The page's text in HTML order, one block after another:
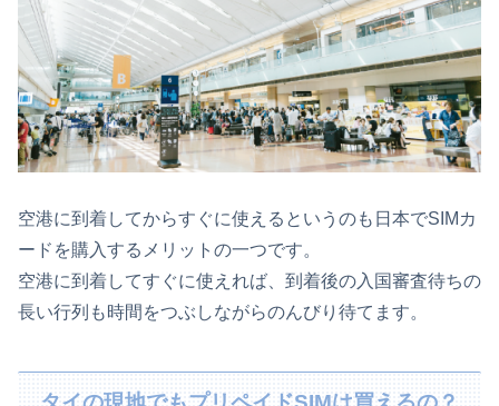
空港に到着してからすぐに使えるというのも日本でSIMカ
ードを購入するメリットの一つです。
空港に到着してすぐに使えれば、到着後の入国審査待ちの
長い行列も時間をつぶしながらのんびり待てます。